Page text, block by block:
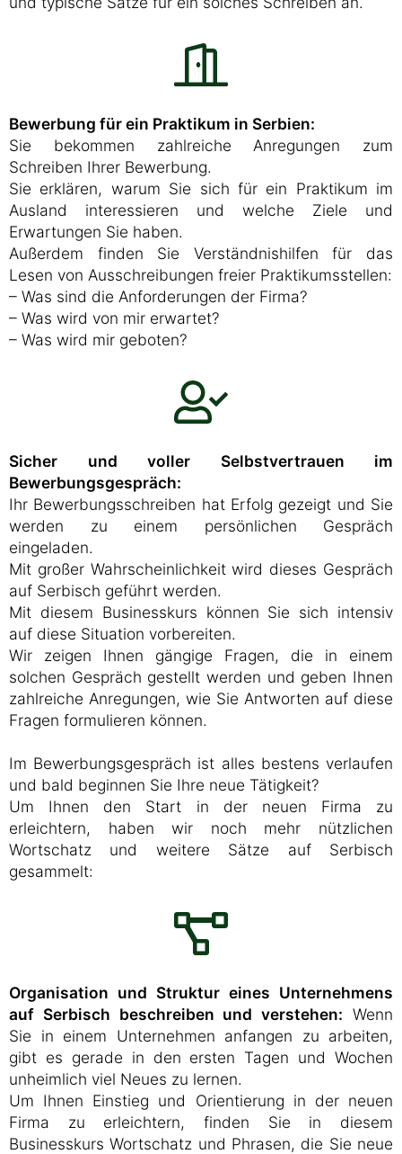
Bewerbung für ein Praktikum in Serbien:
Sie bekommen zahlreiche Anregungen zum
Schreiben Ihrer Bewerbung.
Sie erklären, warum Sie sich für ein Praktikum im
Ausland interessieren und welche Ziele und
Erwartungen Sie haben.
Außerdem finden Sie Verständnishilfen für das
Lesen von Ausschreibungen freier Praktikumsstellen:
– Was sind die Anforderungen der Firma?
– Was wird von mir erwartet?
– Was wird mir geboten?
Sicher und voller Selbstvertrauen im
Bewerbungsgespräch:
Ihr Bewerbungsschreiben hat Erfolg gezeigt und Sie
werden zu einem persönlichen Gespräch
eingeladen.
Mit großer Wahrscheinlichkeit wird dieses Gespräch
auf Serbisch geführt werden.
Mit diesem Businesskurs können Sie sich intensiv
auf diese Situation vorbereiten.
Wir zeigen Ihnen gängige Fragen, die in einem
solchen Gespräch gestellt werden und geben Ihnen
zahlreiche Anregungen, wie Sie Antworten auf diese
Fragen formulieren können.
Im Bewerbungsgespräch ist alles bestens verlaufen
und bald beginnen Sie Ihre neue Tätigkeit?
Um Ihnen den Start in der neuen Firma zu
erleichtern, haben wir noch mehr nützlichen
Wortschatz und weitere Sätze auf Serbisch
gesammelt:
Organisation und Struktur eines Unternehmens
auf Serbisch beschreiben und verstehen: Wenn
Sie in einem Unternehmen anfangen zu arbeiten,
gibt es gerade in den ersten Tagen und Wochen
unheimlich viel Neues zu lernen.
Um Ihnen Einstieg und Orientierung in der neuen
Firma zu erleichtern, finden Sie in diesem
Businesskurs Wortschatz und Phrasen, die Sie neue